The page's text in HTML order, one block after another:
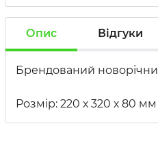
Опис Відгуки
Брендований
Розмір: 220 х 320 х 80 мм